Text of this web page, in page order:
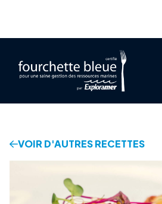
VOIR D'AUTRES RECETTES